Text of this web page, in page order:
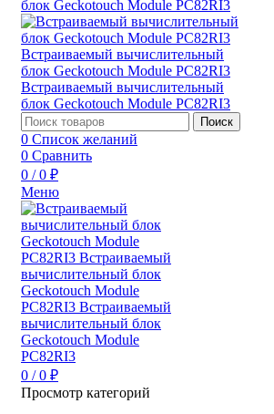
Поиск
0 Список желаний
0 Сравнить
0 / 0 ₽
Меню
0 / 0 ₽
Просмотр категорий